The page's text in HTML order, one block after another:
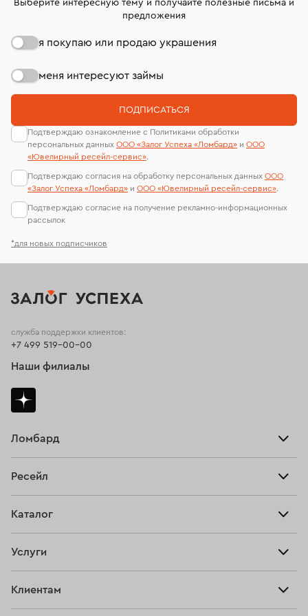
*для новых подписчиков
Выберите интересную тему и получайте полезные письма и
предложения
я покупаю или продаю украшения
меня интересуют займы
ПОДПИСАТЬСЯ
Подтверждаю ознакомление с Политиками обработки
персональных данных ООО «Залог Успеха «Ломбард» и ООО
«Ювелирный ресейл-сервиc».
Подтверждаю согласия на обработку персональных данных ООО
«Залог Успеха «Ломбард» и ООО «Ювелирный ресейл-сервиc».
Подтверждаю согласие на получение рекламно-информационных
рассылок
Ломбард
Тарифы
Ресейл
Купить
Прочие услуги
Каталог
Серьги
Услуги
Клиентам
служба поддержки клиентов:
+7 499 519-00-00
Наши филиалы